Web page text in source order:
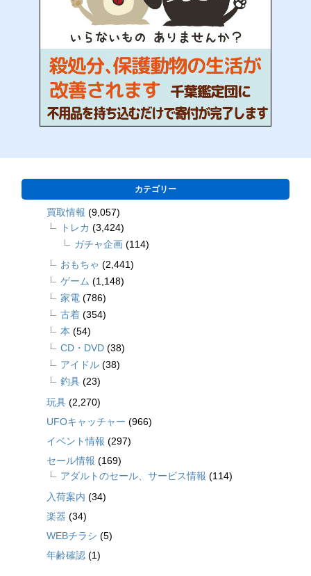
カテゴリー
買取情報 (9,057)
トレカ (3,424)
ガチャ企画 (114)
おもちゃ (2,441)
ゲーム (1,148)
家電 (786)
古着 (354)
本 (54)
CD・DVD (38)
アイドル (38)
釣具 (23)
玩具 (2,270)
UFOキャッチャー (966)
イベント情報 (297)
セール情報 (169)
アダルトのセール、サービス情報 (114)
入荷案内 (34)
楽器 (34)
WEBチラシ (5)
年齢確認 (1)